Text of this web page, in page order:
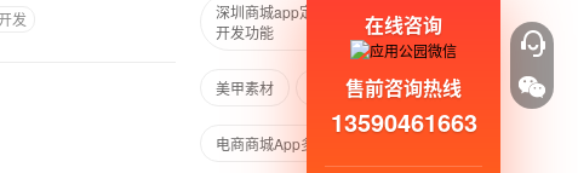
发
深圳商城app定制公司、购物商城APP
开发功能
美甲素材 智慧家
电商商城App多少钱
在线咨询
售前咨询热线
13590461663